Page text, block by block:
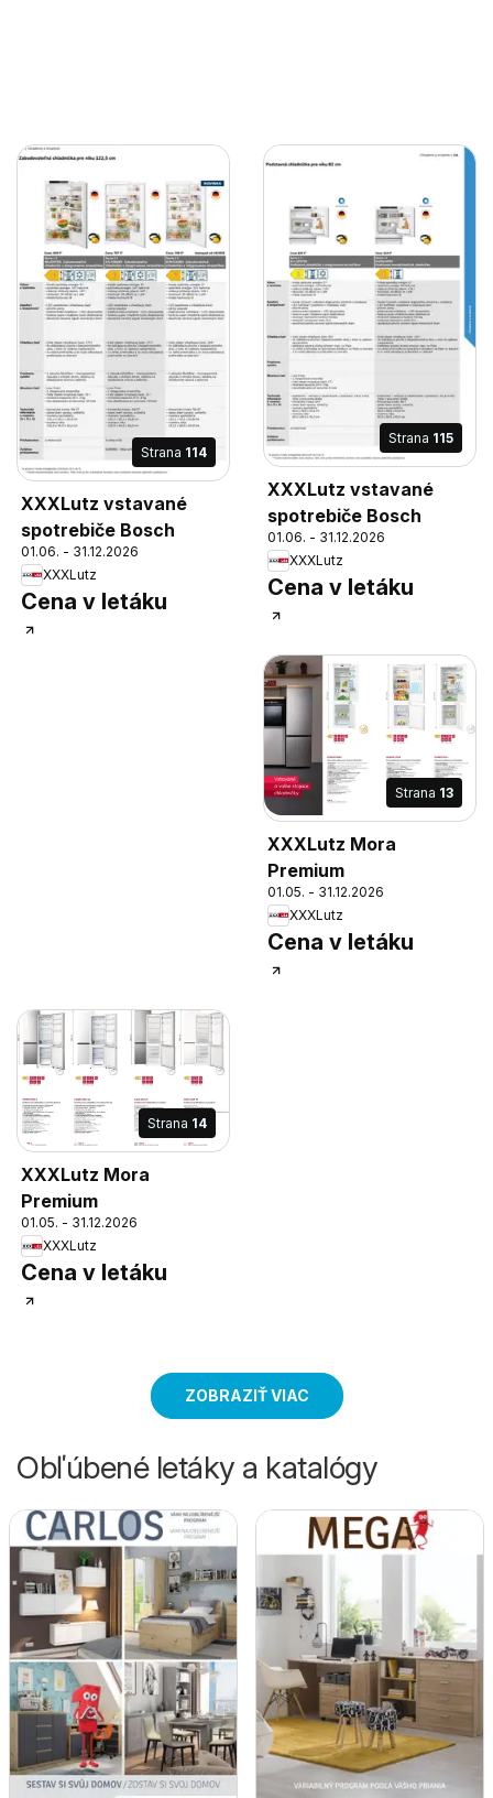
Strana 114
XXXLutz vstavané
spotrebiče Bosch
01.06. - 31.12.2026
XXXLutz
Cena v letáku
Strana 115
XXXLutz vstavané
spotrebiče Bosch
01.06. - 31.12.2026
XXXLutz
Cena v letáku
Strana 13
XXXLutz Mora
Premium
01.05. - 31.12.2026
XXXLutz
Cena v letáku
Strana 14
XXXLutz Mora
Premium
01.05. - 31.12.2026
XXXLutz
Cena v letáku
ZOBRAZIŤ VIAC
Obľúbené letáky a katalógy